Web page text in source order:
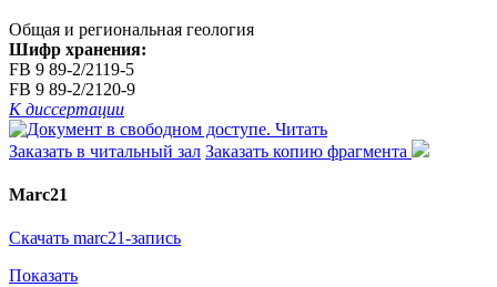
Общая и региональная геология
Шифр хранения:
FB 9 89-2/2119-5
FB 9 89-2/2120-9
К диссертации
Читать
Заказать в читальный зал Заказать копию фрагмента
Marc21
Скачать marc21-запись
Показать